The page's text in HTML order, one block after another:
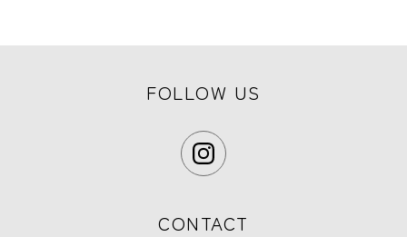
FOLLOW US
CONTACT